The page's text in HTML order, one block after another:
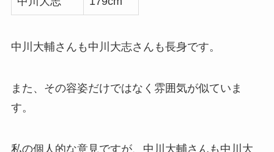
中川大輔さんも中川大志さんも長身です。
また、その容姿だけではなく雰囲気が似ていま
す。
私の個人的な意見ですが、中川大輔さんも中川大